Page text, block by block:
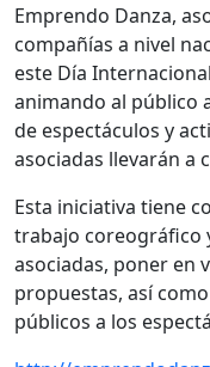
Emprendo Danza,
compañías a nivel
este Día
animando al público
de espectáculos y
asociadas llevarán a
Esta iniciativa tiene
trabajo coreográfico
asociadas, poner en
propuestas, así
públicos a los